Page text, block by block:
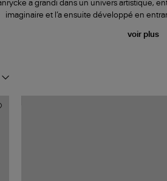
a grandi dans un univers artistique,
imaginaire et l’a ensuite développé en
voir plus